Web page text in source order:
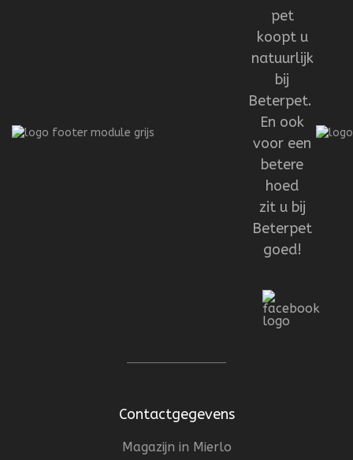
pet
koopt u
natuurlijk
bij
Beterpet.
En ook
voor een
betere
hoed
zit u bij
Beterpet
goed!
Contactgegevens
Magazijn in Mierlo